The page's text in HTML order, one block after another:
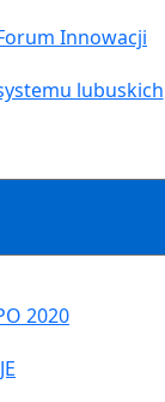
Innowacji
lubuskich
2020